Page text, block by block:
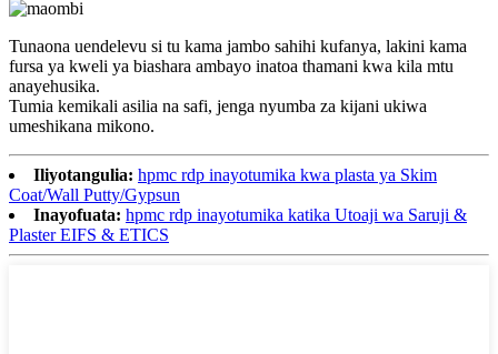
Tunaona uendelevu si tu kama jambo sahihi kufanya, lakini kama
fursa ya kweli ya biashara ambayo inatoa thamani kwa kila mtu
anayehusika.
Tumia kemikali asilia na safi, jenga nyumba za kijani ukiwa
umeshikana mikono.
Iliyotangulia: hpmc rdp inayotumika kwa plasta ya Skim
Coat/Wall Putty/Gypsun
Inayofuata: hpmc rdp inayotumika katika Utoaji wa Saruji &
Plaster EIFS & ETICS